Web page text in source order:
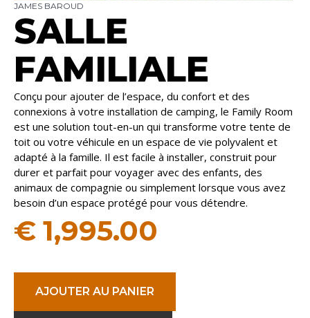
JAMES BAROUD
SALLE
FAMILIALE
Conçu pour ajouter de l’espace, du confort et des
connexions à votre installation de camping, le Family Room
est une solution tout-en-un qui transforme votre tente de
toit ou votre véhicule en un espace de vie polyvalent et
adapté à la famille. Il est facile à installer, construit pour
durer et parfait pour voyager avec des enfants, des
animaux de compagnie ou simplement lorsque vous avez
besoin d’un espace protégé pour vous détendre.
€ 1,995.00
AJOUTER AU PANIER